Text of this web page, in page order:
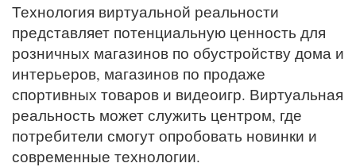
Технология виртуальной реальности
представляет потенциальную ценность для
розничных магазинов по обустройству дома и
интерьеров, магазинов по продаже
спортивных товаров и видеоигр. Виртуальная
реальность может служить центром, где
потребители смогут опробовать новинки и
современные технологии.